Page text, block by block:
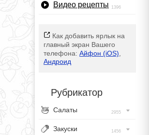
Видео рецепты 1396
Как добавить ярлык на
главный экран Вашего
телефона: Айфон (iOS)
Андроид
Рубрикатор
Салаты 2955
Закуски 1456